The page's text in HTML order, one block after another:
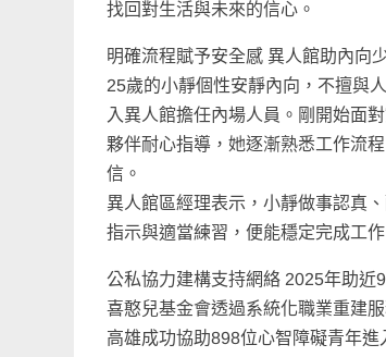
找回對生活與未來的信心。
明確流程賦予安全感 異人館助內向
25歲的小靜個性安靜內向，不擅與
入異人館擔任內場人員。剛開始面
夥伴耐心指導，她逐漸熟悉工作流
信。
異人館區經理表示，小靜做事認真
指示與適當練習，便能穩定完成工
公私協力建構支持網絡 2025年助近
喜憨兒基金會透過系統化職業重建
高雄成功協助898位心智障礙青年